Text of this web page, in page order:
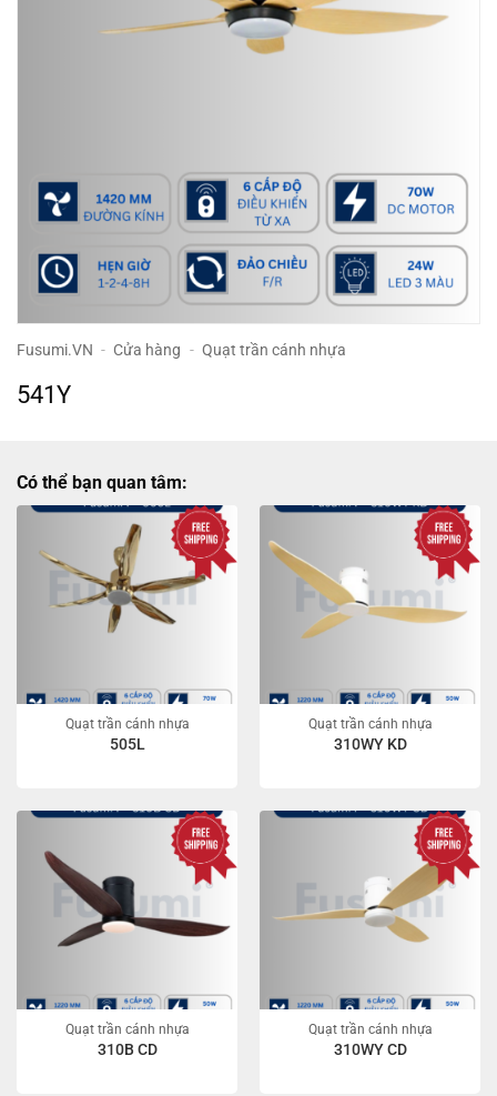
Fusumi.VN - Cửa hàng - Quạt trần cánh nhựa
541Y
Có thể bạn quan tâm:
Quạt trần cánh nhựa
505L
Quạt trần cánh nhựa
310WY KD
Quạt trần cánh nhựa
310B CD
Quạt trần cánh nhựa
310WY CD